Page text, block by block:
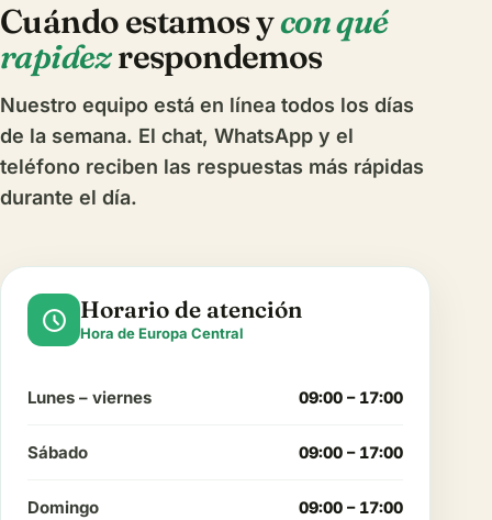
Cuándo estamos ycon qué
rapidezrespondemos
Nuestro equipo está en línea todos los días
de la semana. El chat, WhatsApp y el
teléfono reciben las respuestas más rápidas
durante el día.
schedule Horario de atención
Hora de Europa Central
Lunes – viernes 09:00 – 17:00
Sábado 09:00 – 17:00
Domingo 09:00 – 17:00